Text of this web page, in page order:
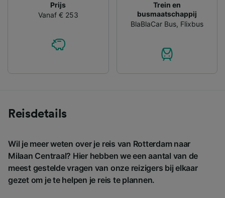
Prijs
Vanaf € 253
Trein en
busmaatschappij
BlaBlaCar Bus, Flixbus
Reisdetails
Wil je meer weten over je reis van Rotterdam naar
Milaan Centraal? Hier hebben we een aantal van de
meest gestelde vragen van onze reizigers bij elkaar
gezet om je te helpen je reis te plannen.